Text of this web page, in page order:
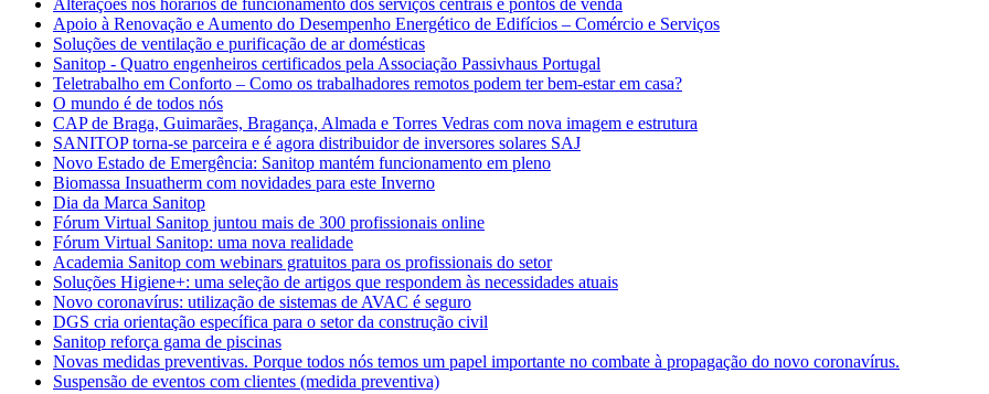
Alterações nos horários de funcionamento dos serviços centrais e pontos de venda
Apoio à Renovação e Aumento do Desempenho Energético de Edifícios – Comércio e Serviços
Soluções de ventilação e purificação de ar domésticas
Sanitop - Quatro engenheiros certificados pela Associação Passivhaus Portugal
Teletrabalho em Conforto – Como os trabalhadores remotos podem ter bem-estar em casa?
O mundo é de todos nós
CAP de Braga, Guimarães, Bragança, Almada e Torres Vedras com nova imagem e estrutura
SANITOP torna-se parceira e é agora distribuidor de inversores solares SAJ
Novo Estado de Emergência: Sanitop mantém funcionamento em pleno
Biomassa Insuatherm com novidades para este Inverno
Dia da Marca Sanitop
Fórum Virtual Sanitop juntou mais de 300 profissionais online
Fórum Virtual Sanitop: uma nova realidade
Academia Sanitop com webinars gratuitos para os profissionais do setor
Soluções Higiene+: uma seleção de artigos que respondem às necessidades atuais
Novo coronavírus: utilização de sistemas de AVAC é seguro
DGS cria orientação específica para o setor da construção civil
Sanitop reforça gama de piscinas
Novas medidas preventivas. Porque todos nós temos um papel importante no combate à propagação do novo coronavírus.
Suspensão de eventos com clientes (medida preventiva)